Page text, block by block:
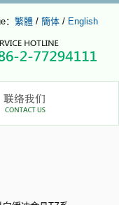
： 繁體 / 簡体 / English